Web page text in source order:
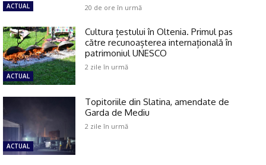
ACTUAL 20 de ore în urmă
ACTUAL
Cultura țestului în Oltenia. Primul pas
către recunoașterea internațională în
patrimoniul UNESCO
2 zile în urmă
ACTUAL
Topitoriile din Slatina, amendate de
Garda de Mediu
2 zile în urmă